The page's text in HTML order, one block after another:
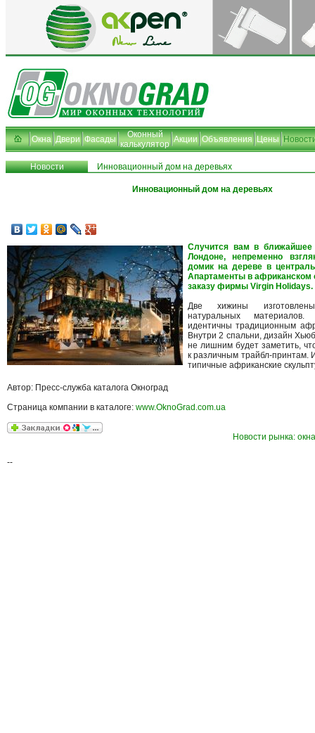
Окна Двери Фасады
Оконный
калькулятор Акции Объявления Цены
Новости Инновационный дом на деревьях
Инновационный дом на деревьях
Случится вам в
Лондоне, непременно
домик на дереве в
Апартаменты в африканском
заказу фирмы Virgin Holidays.
Две хижины
натуральных
идентичны традиционным
Внутри 2 спальни, дизайн
не лишним будет заметить,
к различным трайбл-принтам.
типичные африканские
Автор: Пресс-служба каталога Окноград
Страница компании в каталоге: www.OknoGrad.com.ua
Новости рынка:
--